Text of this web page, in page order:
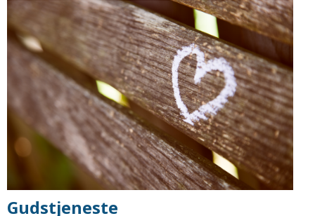
Gudstjeneste